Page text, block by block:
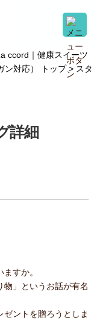
ccord｜健康スイーツ
ン対応） トップ > スタ
詳細
すか。
物」というお話が有名
ントを贈ろうとしま